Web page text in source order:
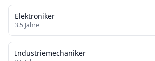
Elektroniker
3.5 Jahre
Industriemechaniker